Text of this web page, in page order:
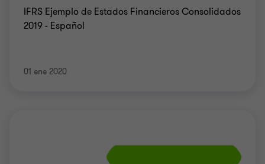
IFRS Ejemplo de Estados Financieros Consolidados
2019 - Español
01 ene 2020